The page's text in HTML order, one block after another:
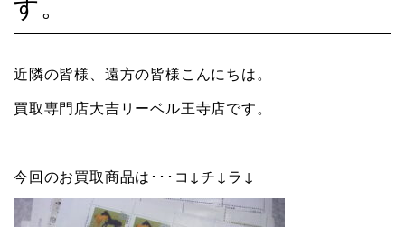
近隣の皆様、遠方の皆様こんにちは。
買取専門店大吉リーベル王寺店です。
今回のお買取商品は･･･コ↓チ↓ラ↓